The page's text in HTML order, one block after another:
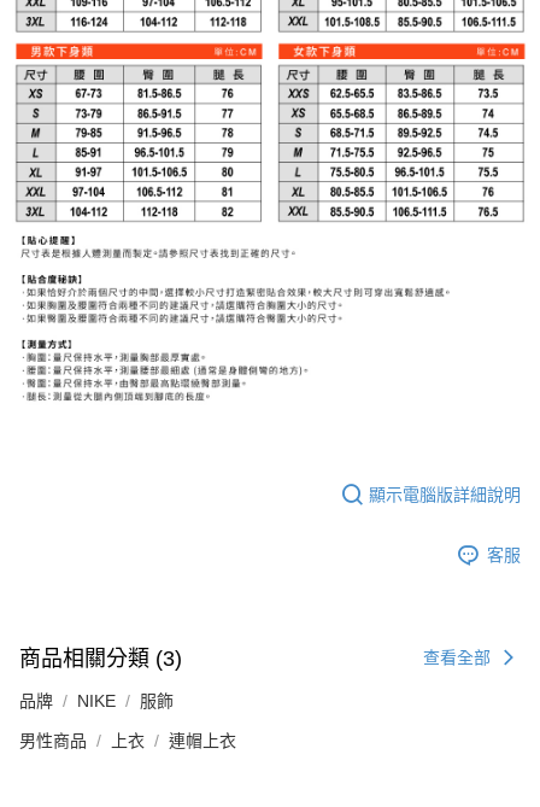
顯示電腦版詳細說明
客服
商品相關分類 (3) 查看全部
品牌 NIKE 服飾
男性商品 上衣 連帽上衣